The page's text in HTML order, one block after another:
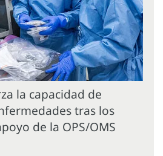
la capacidad de
tras los
de la OPS/OMS